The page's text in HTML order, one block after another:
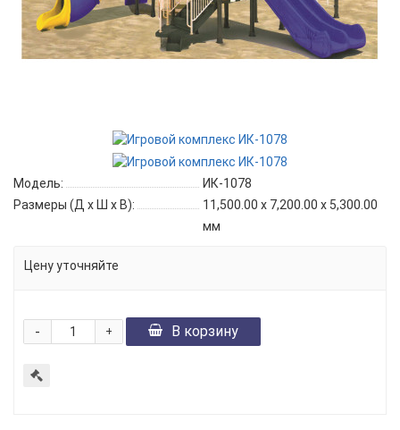
Модель:
ИК-1078
Размеры (Д x Ш x В):
11,500.00 x 7,200.00 x 5,300.00
мм
Цену уточняйте
+
- В корзину